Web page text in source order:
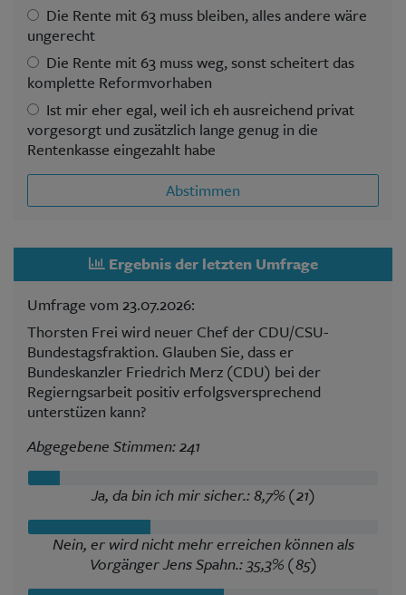
Die Rente mit 63 muss bleiben, alles andere wäre
ungerecht
Die Rente mit 63 muss weg, sonst scheitert das
komplette Reformvorhaben
Ist mir eher egal, weil ich eh ausreichend privat
vorgesorgt und zusätzlich lange genug in die
Rentenkasse eingezahlt habe
Abstimmen
Ergebnis der letzten Umfrage
Umfrage vom 23.07.2026:
Thorsten Frei wird neuer Chef der CDU/CSU-
Bundestagsfraktion. Glauben Sie, dass er
Bundeskanzler Friedrich Merz (CDU) bei der
Regierngsarbeit positiv erfolgsversprechend
unterstüzen kann?
Abgegebene Stimmen: 241
Ja, da bin ich mir sicher.: 8,7% (21)
Nein, er wird nicht mehr erreichen können als
Vorgänger Jens Spahn.: 35,3% (85)